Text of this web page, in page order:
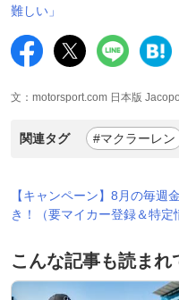
難しい」
文：motorsport.com 日本版
関連タグ #マクラーレン
【キャンペーン】8月の毎週
き！（要マイカー登録＆特定
こんな記事も読まれ